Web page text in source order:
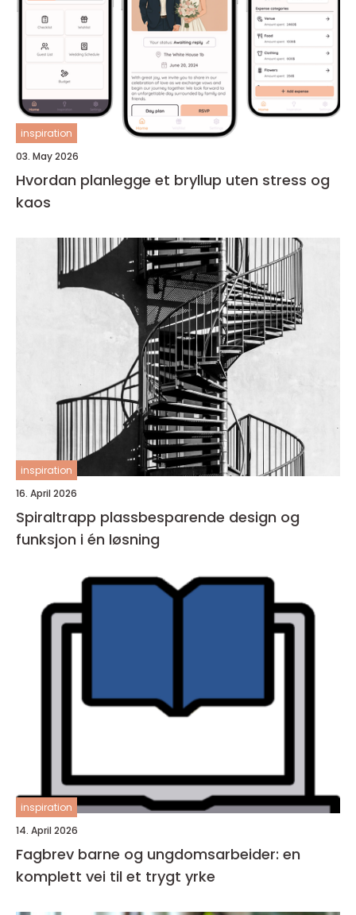
inspiration
03. May 2026
Hvordan planlegge et bryllup uten stress og
kaos
inspiration
16. April 2026
Spiraltrapp plassbesparende design og
funksjon i én løsning
inspiration
14. April 2026
Fagbrev barne og ungdomsarbeider: en
komplett vei til et trygt yrke